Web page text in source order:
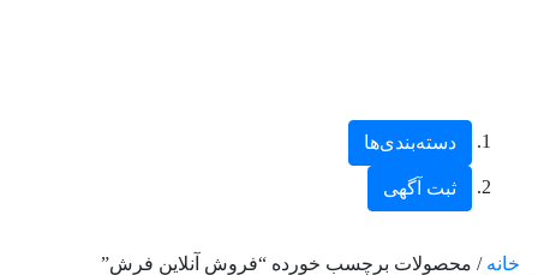
دسته‌بندی‌ها
ثبت آگهی
خانه / محصولات برچسب خورده “فروش آنلاین فرش”